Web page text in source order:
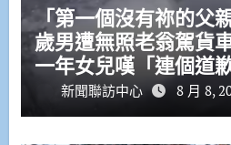
「第一個沒有祢的父
歲男遭無照老翁駕貨
一年女兒嘆「連個道
新聞聯訪中心 8 月 8,